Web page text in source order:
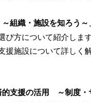
組織・施設を知ろう～
び方について紹介しま
援施設について詳しく
支援の活用 ～制度・